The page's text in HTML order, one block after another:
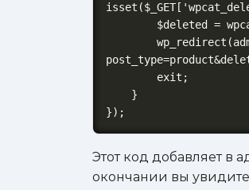
});
Этот код добавляет в
окончании вы